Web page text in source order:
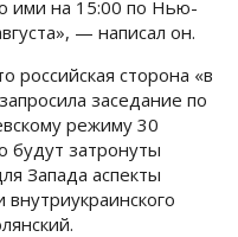
ими на 15:00 по Нью-
— написал он.
российская сторона «в
заседание по
режиму 30
будут затронуты
Запада аспекты
внутриукраинского